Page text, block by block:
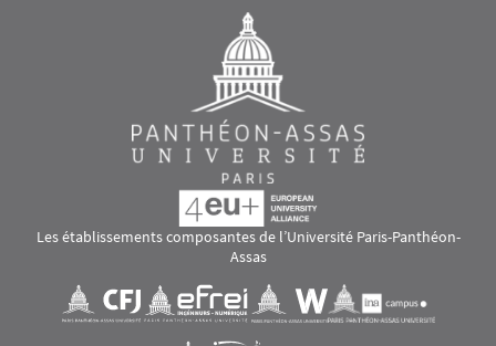
Les établissements composantes de l’Université Paris-Panthéon-
Assas
Visuel svgVisuel svg Visuel svgVisuel svg